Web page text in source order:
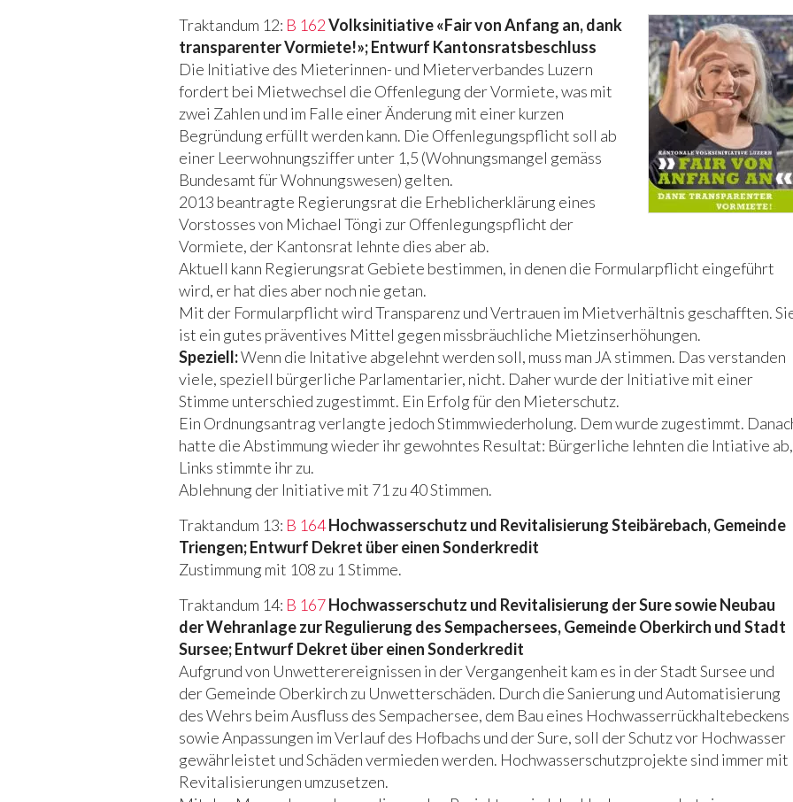
Traktandum 12: B 162Volksinitiative «Fair von Anfang an, dank
transparenter Vormiete!»; Entwurf Kantonsratsbeschluss
Die Initiative des Mieterinnen- und Mieterverbandes Luzern
fordert bei Mietwechsel die Offenlegung der Vormiete, was mit
zwei Zahlen und im Falle einer Änderung mit einer kurzen
Begründung erfüllt werden kann. Die Offenlegungspflicht soll ab
einer Leerwohnungsziffer unter 1,5 (Wohnungsmangel gemäss
Bundesamt für Wohnungswesen) gelten.
2013 beantragte Regierungsrat die Erheblicherklärung eines
Vorstosses von Michael Töngi zur Offenlegungspflicht der
Vormiete, der Kantonsrat lehnte dies aber ab.
Aktuell kann Regierungsrat Gebiete bestimmen, in denen die Formularpflicht eingeführt
wird, er hat dies aber noch nie getan.
Mit der Formularpflicht wird Transparenz und Vertrauen im Mietverhältnis geschafften.
ist ein gutes präventives Mittel gegen missbräuchliche Mietzinserhöhungen.
Speziell:Wenn die Initative abgelehnt werden soll, muss man JA stimmen. Das verstanden
viele, speziell bürgerliche Parlamentarier, nicht. Daher wurde der Initiative mit einer
Stimme unterschied zugestimmt. Ein Erfolg für den Mieterschutz.
Ein Ordnungsantrag verlangte jedoch Stimmwiederholung. Dem wurde zugestimmt.
hatte die Abstimmung wieder ihr gewohntes Resultat: Bürgerliche lehnten die Intiative ab,
Links stimmte ihr zu.
Ablehnung der Initiative mit 71 zu 40 Stimmen.
Traktandum 13: B 164Hochwasserschutz und Revitalisierung Steibärebach, Gemeinde
Triengen; Entwurf Dekret über einen Sonderkredit
Zustimmung mit 108 zu 1 Stimme.
Traktandum 14: B 167Hochwasserschutz und Revitalisierung der Sure sowie Neubau
der Wehranlage zur Regulierung des Sempachersees, Gemeinde Oberkirch und Stadt
Sursee; Entwurf Dekret über einen Sonderkredit
Aufgrund von Unwetterereignissen in der Vergangenheit kam es in der Stadt Sursee und
der Gemeinde Oberkirch zu Unwetterschäden. Durch die Sanierung und Automatisierung
des Wehrs beim Ausfluss des Sempachersee, dem Bau eines Hochwasserrückhaltebeckens
sowie Anpassungen im Verlauf des Hofbachs und der Sure, soll der Schutz vor Hochwasser
gewährleistet und Schäden vermieden werden. Hochwasserschutzprojekte sind immer mit
Revitalisierungen umzusetzen.